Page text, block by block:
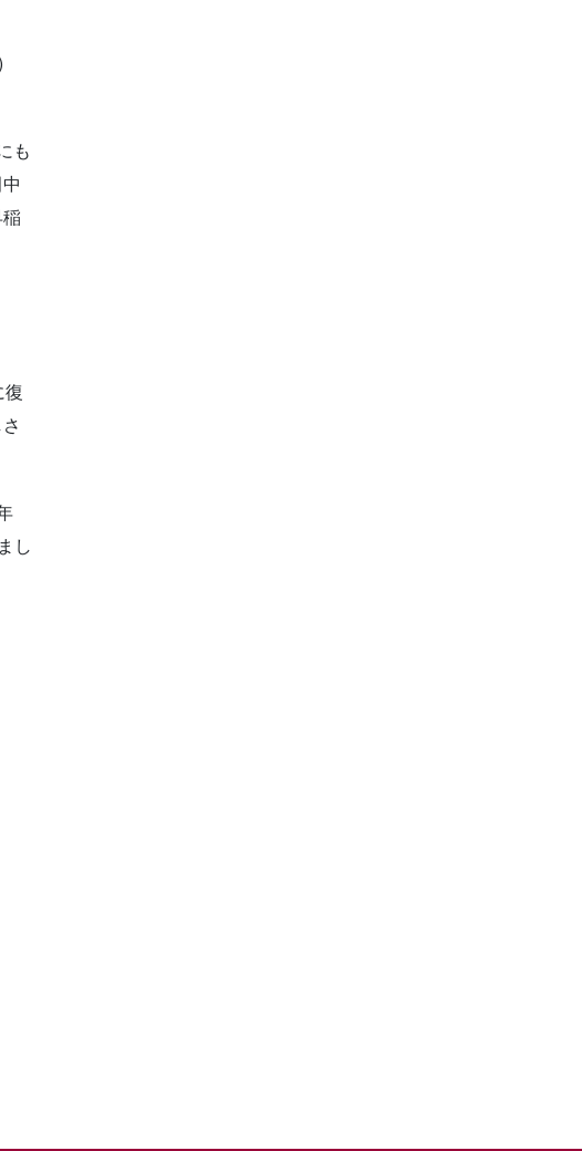
も
し